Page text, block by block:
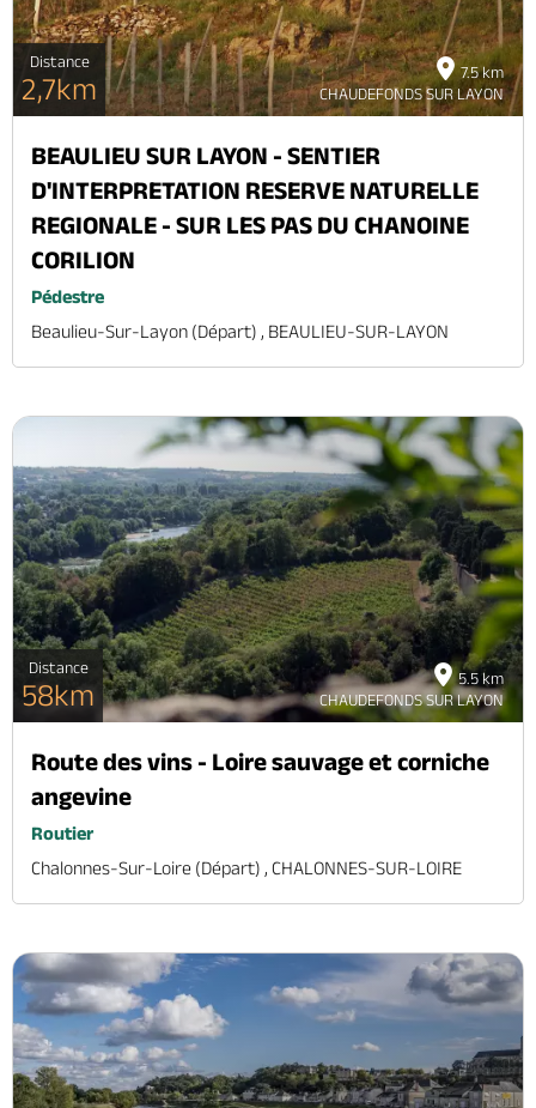
7.5 km
CHAUDEFONDS SUR LAYON
Distance
2,7km
BEAULIEU SUR LAYON - SENTIER
D'INTERPRETATION RESERVE NATURELLE
REGIONALE - SUR LES PAS DU CHANOINE
CORILION
Pédestre
Beaulieu-Sur-Layon (départ) , BEAULIEU-SUR-LAYON
5.5 km
CHAUDEFONDS SUR LAYON
Distance
58km
Route des vins - Loire sauvage et corniche
angevine
Routier
Chalonnes-Sur-Loire (départ) , CHALONNES-SUR-LOIRE